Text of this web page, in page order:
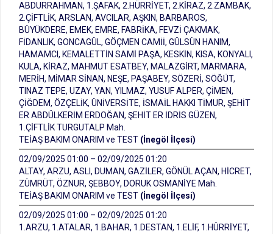
ABDURRAHMAN, 1.ŞAFAK, 2.HÜRRİYET, 2.KİRAZ, 2.ZAMBAK,
2.ÇİFTLİK, ARSLAN, AVCILAR, AŞKIN, BARBAROS,
BÜYÜKDERE, EMEK, EMRE, FABRİKA, FEVZİ ÇAKMAK,
FİDANLIK, GONCAGÜL, GÖÇMEN CAMİİ, GÜLSÜN HANIM,
HAMAMCI, KEMALETTİN SAMİ PAŞA, KESKİN, KISA, KONYALI,
KULA, KİRAZ, MAHMUT ESATBEY, MALAZGİRT, MARMARA,
MERİH, MİMAR SİNAN, NEŞE, PAŞABEY, SÖZERİ, SÖĞÜT,
TINAZ TEPE, UZAY, YAN, YILMAZ, YUSUF ALPER, ÇİMEN,
ÇİĞDEM, ÖZÇELİK, ÜNİVERSİTE, İSMAİL HAKKI TİMUR, ŞEHİT
ER ABDÜLKERİM ERDOĞAN, ŞEHİT ER İDRİS GÜZEN,
1.ÇİFTLİK TURGUTALP Mah.
TEİAŞ BAKIM ONARIM ve TEST (İnegöl İlçesi)
02/09/2025 01:00 – 02/09/2025 01:20
ALTAY, ARZU, ASLI, DUMAN, GAZİLER, GÖNÜL AÇAN, HİCRET,
ZÜMRÜT, ÖZNUR, ŞEBBOY, DORUK OSMANİYE Mah.
TEİAŞ BAKIM ONARIM ve TEST (İnegöl İlçesi)
02/09/2025 01:00 – 02/09/2025 01:20
1.ARZU, 1.ATALAR, 1.BAHAR, 1.DESTAN, 1.ELİF, 1.HÜRRİYET,